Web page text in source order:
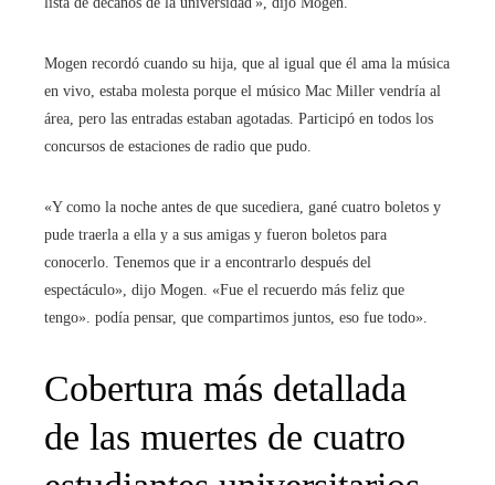
Mogen recordó cuando su hija, que al igual que él ama la música
en vivo, estaba molesta porque el músico Mac Miller vendría al
área, pero las entradas estaban agotadas. Participó en todos los
concursos de estaciones de radio que pudo.
«Y como la noche antes de que sucediera, gané cuatro boletos y
pude traerla a ella y a sus amigas y fueron boletos para
conocerlo. Tenemos que ir a encontrarlo después del
espectáculo», dijo Mogen. «Fue el recuerdo más feliz que
tengo». podía pensar, que compartimos juntos, eso fue todo».
Cobertura más detallada
de las muertes de cuatro